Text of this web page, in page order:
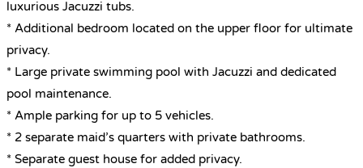
luxurious Jacuzzi tubs.
* Additional bedroom located on the upper floor for ultimate
privacy.
* Large private swimming pool with Jacuzzi and dedicated
pool maintenance.
* Ample parking for up to 5 vehicles.
* 2 separate maid’s quarters with private bathrooms.
* Separate guest house for added privacy.